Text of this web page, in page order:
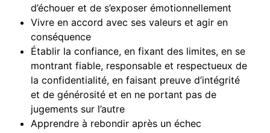
d’échouer et de s’exposer émotionnellement
Vivre en accord avec ses valeurs et agir en
conséquence
Établir la confiance, en fixant des limites, en se
montrant fiable, responsable et respectueux de
la confidentialité, en faisant preuve d’intégrité
et de générosité et en ne portant pas de
jugements sur l’autre
Apprendre à rebondir après un échec